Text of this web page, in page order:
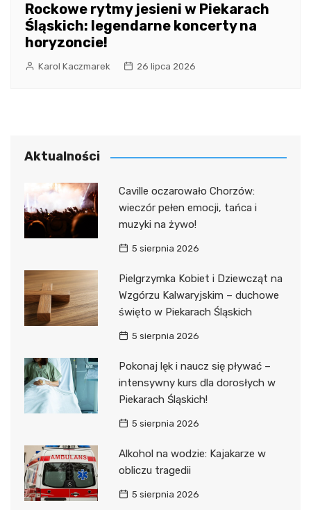
Rockowe rytmy jesieni w Piekarach
Śląskich: legendarne koncerty na
horyzoncie!
Karol Kaczmarek 26 lipca 2026
Aktualności
Caville oczarowało Chorzów:
wieczór pełen emocji, tańca i
muzyki na żywo!
5 sierpnia 2026
Pielgrzymka Kobiet i Dziewcząt na
Wzgórzu Kalwaryjskim – duchowe
święto w Piekarach Śląskich
5 sierpnia 2026
Pokonaj lęk i naucz się pływać –
intensywny kurs dla dorosłych w
Piekarach Śląskich!
5 sierpnia 2026
Alkohol na wodzie: Kajakarze w
obliczu tragedii
5 sierpnia 2026